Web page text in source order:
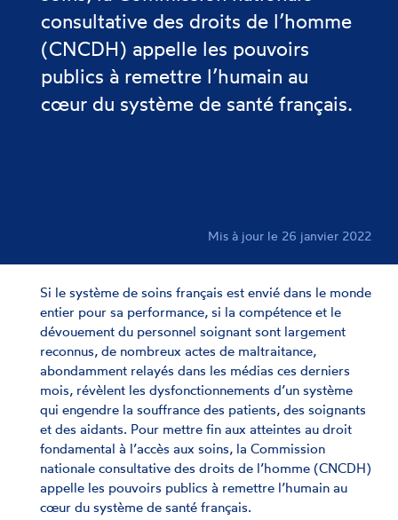
consultative des droits de l’homme
(CNCDH) appelle les pouvoirs
publics à remettre l’humain au
cœur du système de santé français.
Mis à jour le 26 janvier 2022
Si le système de soins français est envié dans le monde
entier pour sa performance, si la compétence et le
dévouement du personnel soignant sont largement
reconnus, de nombreux actes de maltraitance,
abondamment relayés dans les médias ces derniers
mois, révèlent les dysfonctionnements d’un système
qui engendre la souffrance des patients, des soignants
et des aidants. Pour mettre fin aux atteintes au droit
fondamental à l’accès aux soins, la Commission
nationale consultative des droits de l’homme (CNCDH)
appelle les pouvoirs publics à remettre l’humain au
cœur du système de santé français.